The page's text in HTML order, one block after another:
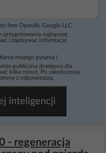
firm OpenAI, Google LLC -
przygotowania najlepszej
i zapisywać informacje
mojego pytania i
publiczna dostępna dla
kilka minut. Po zakończeniu
z odpowiedzią.
inteligencji
- regeneracja